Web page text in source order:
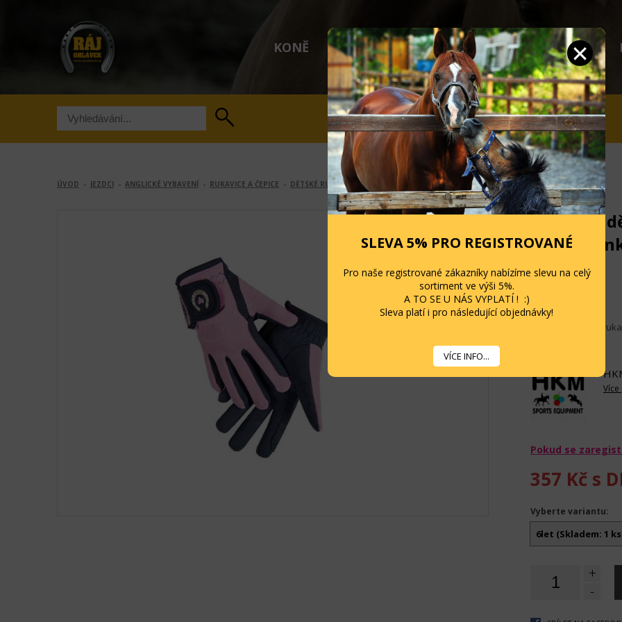
KONĚ JEZDCI STÁJ A OHRADA SLEVY
ÚVOD - JEZDCI - ANGLICKÉ VYBAVENÍ - RUKAVICE A ČEPICE - DĚTSKÉ RUKAVICE
Jezdecké
Sister-
Kód: 8576
Krásné a kvalitní
Pokud se
357 Kč s
Vyberte variantu:
6let (Skladem: 1
+
-
SLEVA 5% PRO REGISTROVANÉ
Pro naše registrované zákazníky nabízíme slevu na celý
sortiment ve výši 5%.
A TO SE U NÁS VYPLATÍ ! :)
Sleva platí i pro následující objednávky!
VÍCE INFO...